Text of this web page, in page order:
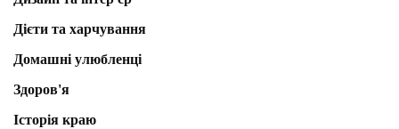
Дієти та харчування
Домашні улюбленці
Здоров'я
Історія краю